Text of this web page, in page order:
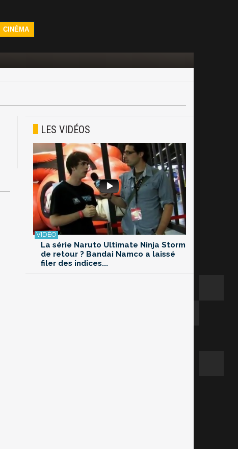
CINÉMA
LES VIDÉOS
La série Naruto Ultimate Ninja Storm
de retour ? Bandai Namco a laissé
filer des indices...